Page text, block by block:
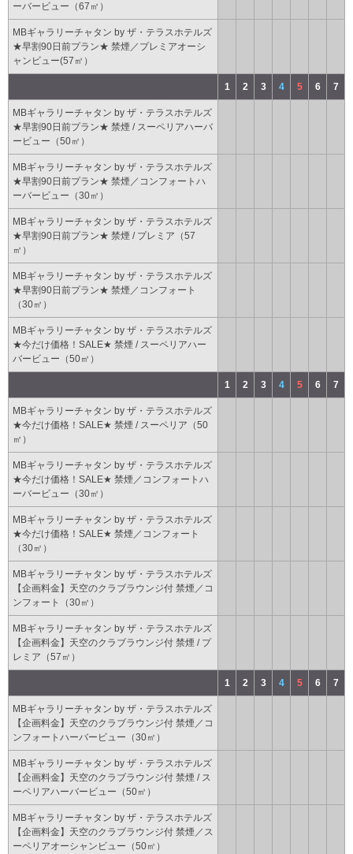
ーバービュー（67㎡）
MBギャラリーチャタン by ザ・テラスホテルズ
★早割90日前プラン★ 禁煙／プレミアオーシ
ャンビュー(57㎡）
1 2 3 4 5 6 7
MBギャラリーチャタン by ザ・テラスホテルズ
★早割90日前プラン★ 禁煙 / スーペリアハーバ
ービュー（50㎡）
MBギャラリーチャタン by ザ・テラスホテルズ
★早割90日前プラン★ 禁煙／コンフォートハ
ーバービュー（30㎡）
MBギャラリーチャタン by ザ・テラスホテルズ
★早割90日前プラン★ 禁煙 / プレミア（57
㎡）
MBギャラリーチャタン by ザ・テラスホテルズ
★早割90日前プラン★ 禁煙／コンフォート
（30㎡）
MBギャラリーチャタン by ザ・テラスホテルズ
★今だけ価格！SALE★ 禁煙 / スーペリアハー
バービュー（50㎡）
1 2 3 4 5 6 7
MBギャラリーチャタン by ザ・テラスホテルズ
★今だけ価格！SALE★ 禁煙 / スーペリア（50
㎡）
MBギャラリーチャタン by ザ・テラスホテルズ
★今だけ価格！SALE★ 禁煙／コンフォートハ
ーバービュー（30㎡）
MBギャラリーチャタン by ザ・テラスホテルズ
★今だけ価格！SALE★ 禁煙／コンフォート
（30㎡）
MBギャラリーチャタン by ザ・テラスホテルズ
【企画料金】天空のクラブラウンジ付 禁煙／コ
ンフォート（30㎡）
MBギャラリーチャタン by ザ・テラスホテルズ
【企画料金】天空のクラブラウンジ付 禁煙 / プ
レミア（57㎡）
1 2 3 4 5 6 7
MBギャラリーチャタン by ザ・テラスホテルズ
【企画料金】天空のクラブラウンジ付 禁煙／コ
ンフォートハーバービュー（30㎡）
MBギャラリーチャタン by ザ・テラスホテルズ
【企画料金】天空のクラブラウンジ付 禁煙 / ス
ーペリアハーバービュー（50㎡）
MBギャラリーチャタン by ザ・テラスホテルズ
【企画料金】天空のクラブラウンジ付 禁煙／ス
ーペリアオーシャンビュー（50㎡）